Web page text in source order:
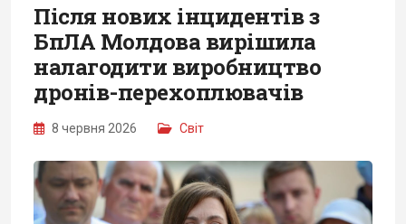
Після нових інцидентів з
БпЛА Молдова вирішила
налагодити виробництво
дронів-перехоплювачів
8 червня 2026 Світ